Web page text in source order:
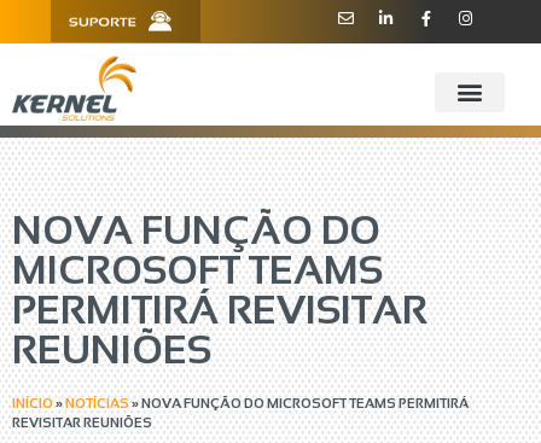
910 - CEP 13208-760 - Jundiaí/SP
NOVA FUNÇÃO DO
MICROSOFT TEAMS
PERMITIRÁ REVISITAR
REUNIÕES
INÍCIO»NOTÍCIAS»NOVA FUNÇÃO DO MICROSOFT TEAMS PERMITIRÁ
REVISITAR REUNIÕES